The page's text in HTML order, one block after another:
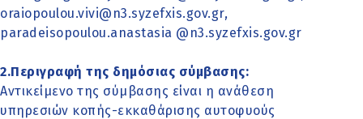
oraiopoulou.vivi@n3.syzefxis.gov.gr,
paradeisopoulou.anastasia @n3.syzefxis.gov.gr
2.Περιγραφή της δημόσιας σύμβασης:
Αντικείμενο της σύμβασης είναι η ανάθεση
υπηρεσιών κοπής-εκκαθάρισης αυτοφυούς